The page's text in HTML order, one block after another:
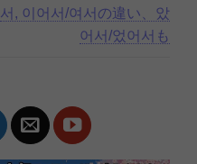
서, 이어서/여서の違い、았
어서/었어서も